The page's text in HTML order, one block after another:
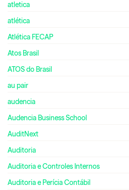
atletica
atlética
Atlética FECAP
Atos Brasil
ATOS do Brasil
au pair
audencia
Audencia Business School
AuditNext
Auditoria
Auditoria e Controles Internos
Auditoria e Perícia Contábil